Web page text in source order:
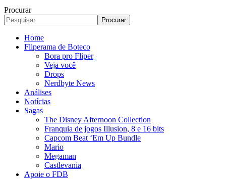
Procurar
Home
Fliperama de Boteco
Bora pro Fliper
Veja você
Drops
Nerdbyte News
Análises
Notícias
Sagas
The Disney Afternoon Collection
Franquia de jogos Illusion, 8 e 16 bits
Capcom Beat ‘Em Up Bundle
Mario
Megaman
Castlevania
Apoie o FDB